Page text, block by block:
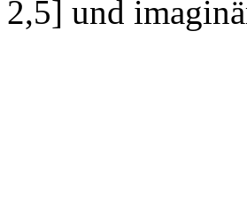
2,5] und